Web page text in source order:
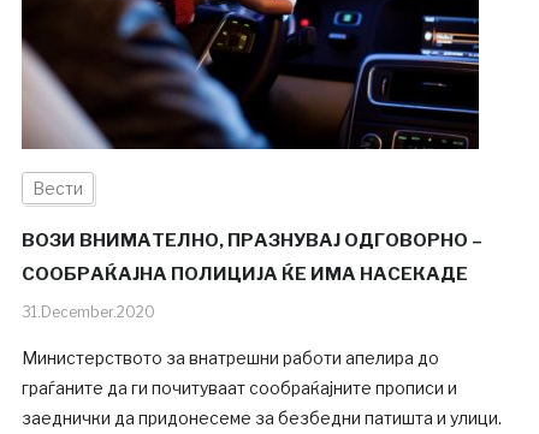
Вести
ВОЗИ ВНИМАТЕЛНО, ПРАЗНУВАЈ ОДГОВОРНО –
СООБРАЌАЈНА ПОЛИЦИЈА ЌЕ ИМА НАСЕКАДЕ
31.December.2020
Министерството за внатрешни работи апелира до
граѓаните да ги почитуваат сообраќајните прописи и
заеднички да придонесеме за безбедни патишта и улици.